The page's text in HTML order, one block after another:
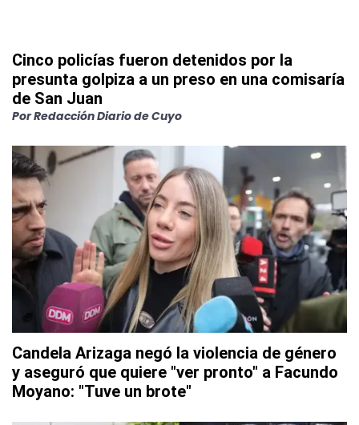
Cinco policías fueron detenidos por la
presunta golpiza a un preso en una comisaría
de San Juan
PorRedacción Diario de Cuyo
Candela Arizaga negó la violencia de género
y aseguró que quiere "ver pronto" a Facundo
Moyano: "Tuve un brote"